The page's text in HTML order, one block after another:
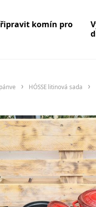
komín pro
HÓSSE litinová sada